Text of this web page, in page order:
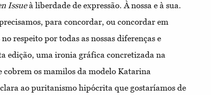
Issueà liberdade de expressão. À nossa e à sua.
para concordar, ou concordar em
respeito por todas as nossas diferenças e
edição, uma ironia gráfica concretizada na
cobrem os mamilos da modelo Katarina
ao puritanismo hipócrita que gostaríamos de